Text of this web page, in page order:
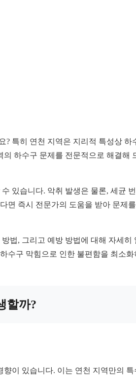
특히 연천 지역은 지리적 특성상
하수구 문제를 전문적으로 해결
있습니다. 악취 발생은 물론, 세균
면 즉시 전문가의 도움을 받아 문제
법, 그리고 예방 방법에 대해 자세
수구 막힘으로 인한 불편함을 최소
할까?
이 있습니다. 이는 연천 지역만의